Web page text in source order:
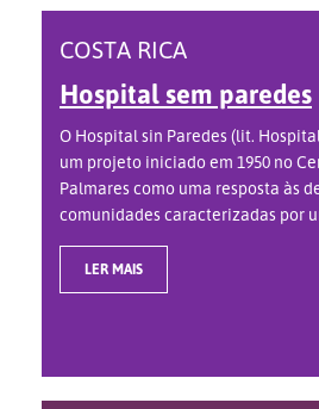
COSTA RICA
Hospital sem paredes
O Hospital sin Paredes (lit.
um projeto iniciado em 1950 no
Palmares como uma resposta às
comunidades caracterizadas por
LER MAIS